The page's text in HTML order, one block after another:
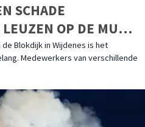
SCHADE
OP DE MUUR
ZIEN
de Blokdijk in Wijdenes is het
Medewerkers van verschillende